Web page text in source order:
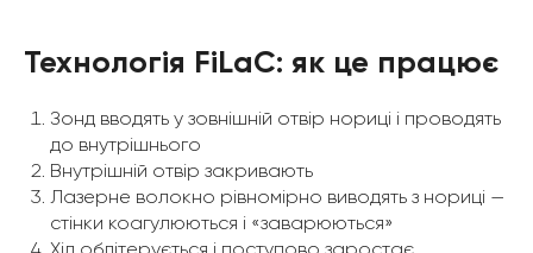
Технологія FiLaC: як це працює
Зонд вводять у зовнішній отвір нориці і проводять
до внутрішнього
Внутрішній отвір закривають
Лазерне волокно рівномірно виводять з нориці —
стінки коагулюються і «заварюються»